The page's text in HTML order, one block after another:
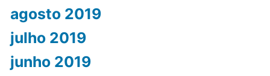
agosto 2019
julho 2019
junho 2019